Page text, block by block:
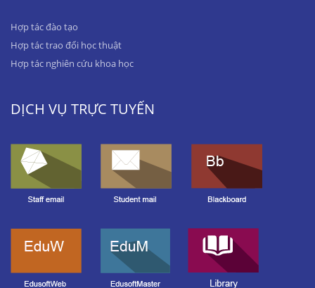
Hợp tác đào tạo
Hợp tác trao đổi học thuật
Hợp tác nghiên cứu khoa học
DỊCH VỤ TRỰC TUYẾN